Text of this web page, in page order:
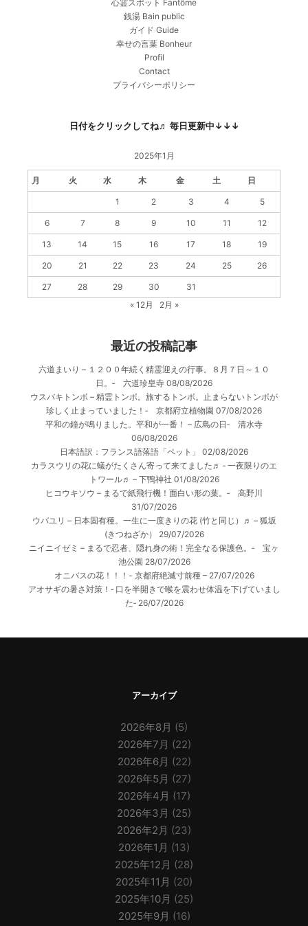
心霊スポット Fantôme
銭湯 Bain public
ガイド Guide
幸せの言葉 Bonheur
Profil
Contact
プライバシーポリシー
日付をクリックしてね♬ 毎日更新中↓↓↓
2025年1月
月 火 水 木 金 土 日
1 2 3 4 5
6 7 8 9 10 11 12
13 14 15 16 17 18 19
20 21 22 23 24 25 26
27 28 29 30
31
« 12月
2月 »
最近の投稿記事
六道まいり – １２００年続く精霊迎えの行事。８月７日～１０
日。‐ 六道珍皇寺 08/08/2026
ウスバキトンボ – 精霊トンボ。旅するトンボ。止まらないトンボが
珍しく止まっていました！‐ 京都府立植物園 07/08/2026
平和の鐘が鳴りました。平和が一番！ – 広島の日‐ 清水寺
06/08/2026
日本語訳：フランス語落語「ペット」
02/08/2026
カラスウリの花に蟻がたくさん寄って来てました♬ ‐ 一夜限りのエ
トワール♬ – 下鴨神社 01/08/2026
ヒコウキソウ – まるで紙飛行機！面白い形の葉。‐ 高野川
31/07/2026
ウバユリ – 日本固有種。一生に一度きりの花 (竹と同じ）♬ – 狐坂
(きつねざか）
29/07/2026
ニイニイゼミ – まるで忍者、隠れ身の術！完全なる保護色。‐ 宝ヶ
池公園 28/07/2026
オニバスの花！！！- 京都府絶滅寸前種 – 27/07/2026
アオサギの暑さ対策！‐ 口を半開きで喉を震わせ体温を下げていまし
た‐ 26/07/2026
アーカイブ
2026年8月 (5)
2026年7月 (22)
2026年6月 (22)
2026年5月 (27)
2026年4月 (17)
2026年3月 (25)
2026年2月 (23)
2026年1月 (13)
2025年12月 (28)
2025年11月 (20)
2025年10月 (25)
2025年9月 (16)